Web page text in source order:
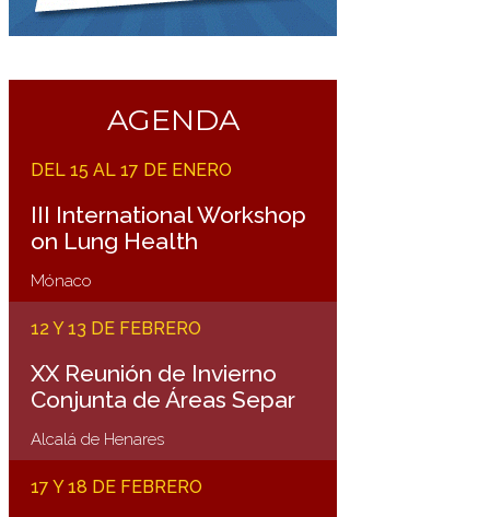
AGENDA
DEL 15 AL 17 DE ENERO
III International Workshop
on Lung Health
Mónaco
12 Y 13 DE FEBRERO
XX Reunión de Invierno
Conjunta de Áreas Separ
Alcalá de Henares
17 Y 18 DE FEBRERO